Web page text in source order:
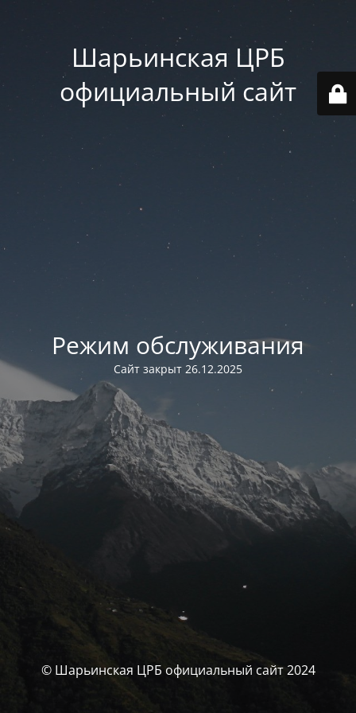
Шарьинская ЦРБ
официальный сайт
Режим обслуживания
Сайт закрыт 26.12.2025
© Шарьинская ЦРБ официальный сайт 2024